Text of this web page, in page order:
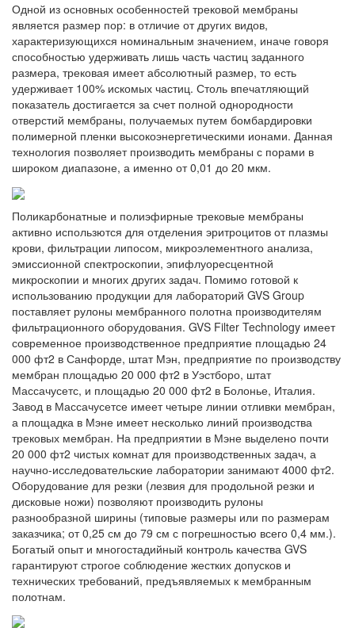
Одной из основных особенностей трековой мембраны
является размер пор: в отличие от других видов,
характеризующихся номинальным значением, иначе говоря
способностью удерживать лишь часть частиц заданного
размера, трековая имеет абсолютный размер, то есть
удерживает 100% искомых частиц. Столь впечатляющий
показатель достигается за счет полной однородности
отверстий мембраны, получаемых путем бомбардировки
полимерной пленки высокоэнергетическими ионами. Данная
технология позволяет производить мембраны с порами в
широком диапазоне, а именно от 0,01 до 20 мкм.
Поликарбонатные и полиэфирные трековые мембраны
активно использются для отделения эритроцитов от плазмы
крови, фильтрации липосом, микроэлементного анализа,
эмиссионной спектроскопии, эпифлуоресцентной
микроскопии и многих других задач. Помимо готовой к
использованию продукции для лабораторий GVS Group
поставляет рулоны мембранного полотна производителям
фильтрационного оборудования. GVS Filter Technology имеет
современное производственное предприятие площадью 24
000 фт2 в Санфорде, штат Мэн, предприятие по производству
мембран площадью 20 000 фт2 в Уэстборо, штат
Массачусетс, и площадью 20 000 фт2 в Болонье, Италия.
Завод в Массачусетсе имеет четыре линии отливки мембран,
а площадка в Мэне имеет несколько линий производства
трековых мембран. На предприятии в Мэне выделено почти
20 000 фт2 чистых комнат для производственных задач, а
научно-исследовательские лаборатории занимают 4000 фт2.
Оборудование для резки (лезвия для продольной резки и
дисковые ножи) позволяют производить рулоны
разнообразной ширины (типовые размеры или по размерам
заказчика; от 0,25 см до 79 см с погрешностью всего 0,4 мм.).
Богатый опыт и многостадийный контроль качества GVS
гарантируют строгое соблюдение жестких допусков и
технических требований, предъявляемых к мембранным
полотнам.